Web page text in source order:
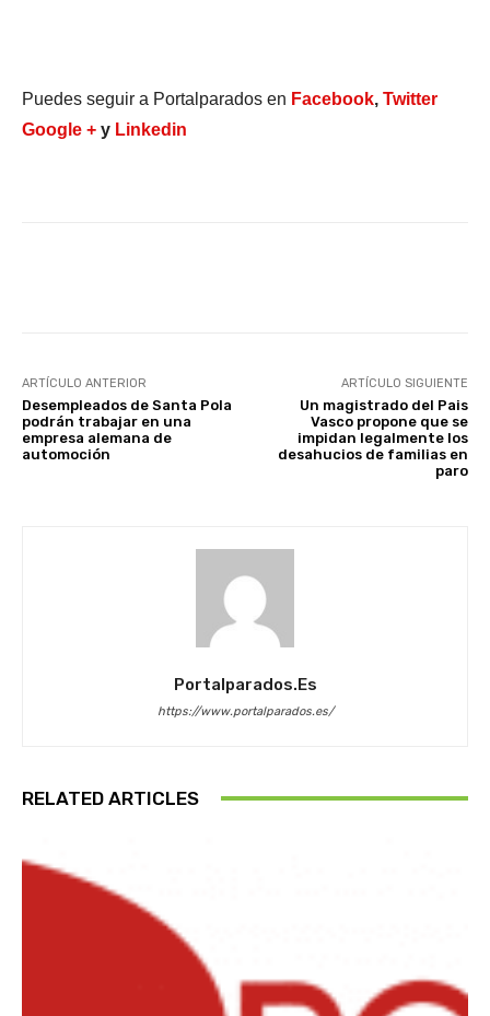
Puedes seguir a Portalparados en Facebook, Twitter
Google + y Linkedin
ARTÍCULO ANTERIOR
Desempleados de Santa Pola
podrán trabajar en una
empresa alemana de
automoción
ARTÍCULO SIGUIENTE
Un magistrado del Pais
Vasco propone que se
impidan legalmente los
desahucios de familias en
paro
Portalparados.es
https://www.portalparados.es/
RELATED ARTICLES